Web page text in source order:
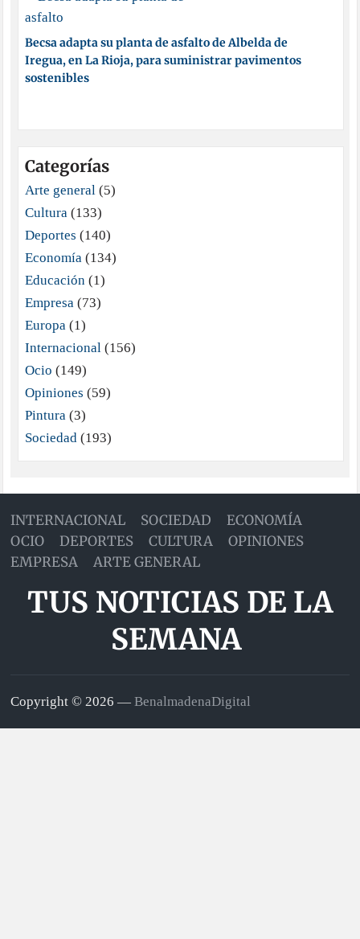
Becsa adapta su planta de asfalto de Albelda de
Iregua, en La Rioja, para suministrar pavimentos
sostenibles
Categorías
Arte general(5)
Cultura(133)
Deportes (140)
Economía(134)
Educación(1)
Empresa(73)
Europa(1)
Internacional(156)
Ocio (149)
Opiniones (59)
Pintura(3)
Sociedad(193)
INTERNACIONAL SOCIEDAD
ECONOMÍA
OCIO
DEPORTES CULTURA
OPINIONES
EMPRESA
ARTE GENERAL
TUS NOTICIAS DE LA
SEMANA
Copyright © 2026 —BenalmadenaDigital